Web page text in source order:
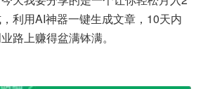
利用AI神器一键生成文章，10天内
路上赚得盆满钵满。